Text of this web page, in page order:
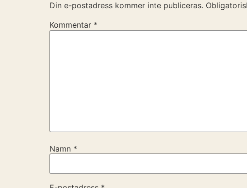
Din e-postadress kommer inte publiceras.
Kommentar *
Namn *